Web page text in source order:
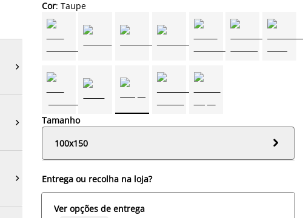



Cor: Taupe
Tamanho
100x150

Entrega ou recolha na loja?
Ver opções de entrega